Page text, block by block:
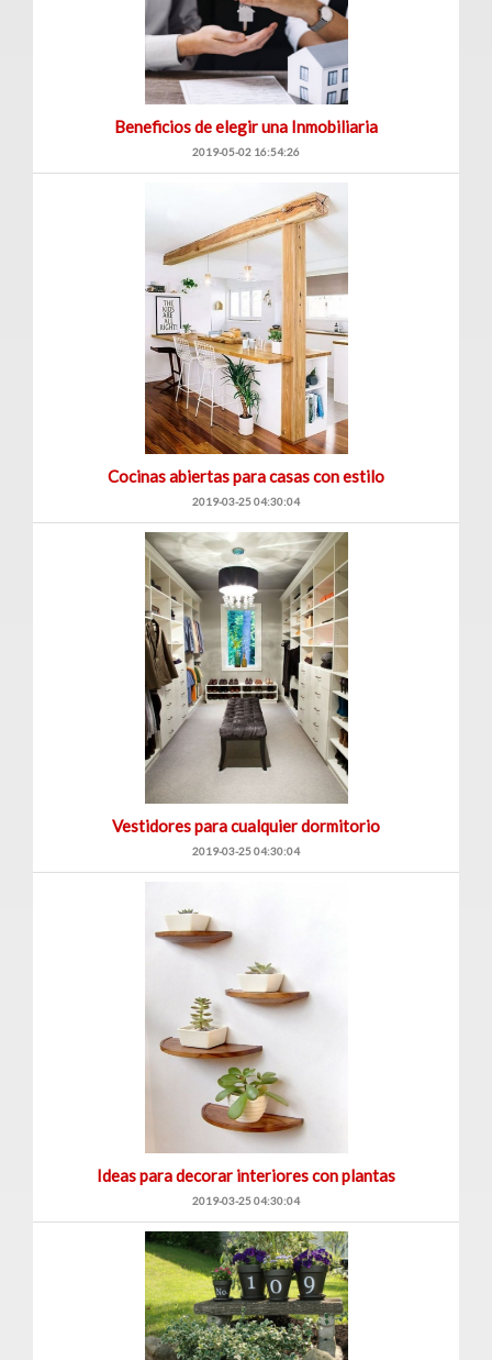
Beneficios de elegir una Inmobiliaria
2019-05-02 16:54:26
Cocinas abiertas para casas con estilo
2019-03-25 04:30:04
Vestidores para cualquier dormitorio
2019-03-25 04:30:04
Ideas para decorar interiores con plantas
2019-03-25 04:30:04